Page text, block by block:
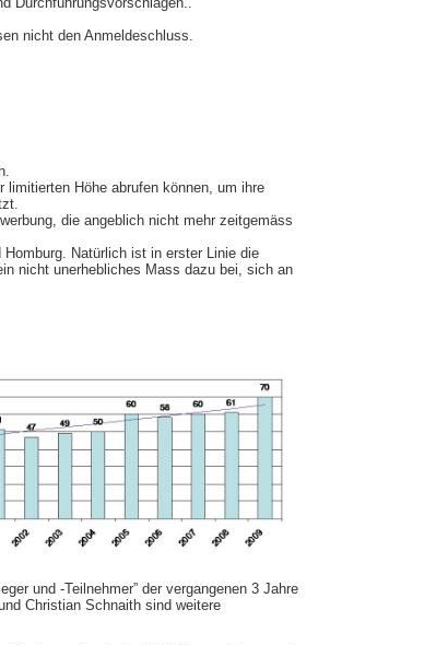
nicht den Anmeldeschluss.
Höhe abrufen können, um ihre
die angeblich nicht mehr zeitgemäss
Natürlich ist in erster Linie die
nicht unerhebliches Mass dazu bei, sich an
und -Teilnehmer” der vergangenen 3 Jahre
Christian Schnaith sind weitere